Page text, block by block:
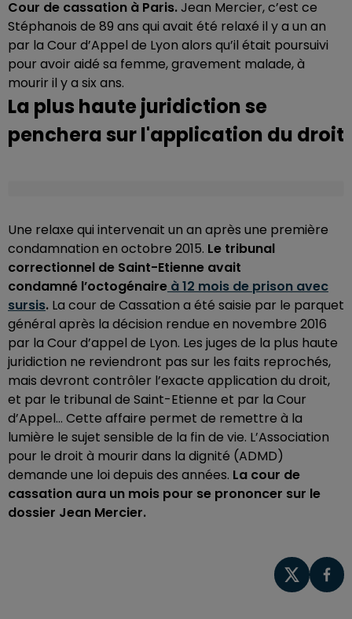
Cour de cassation à Paris.Jean Mercier, c’est ce
Stéphanois de 89 ans qui avait été relaxé il y a un an
par la Cour d’Appel de Lyon alors qu’il était poursuivi
pour avoir aidé sa femme, gravement malade, à
mourir il y a six ans.
La plus haute juridiction se
penchera sur l'application du droit
Une relaxe qui intervenait un an après une première
condamnation en octobre 2015. Le tribunal
correctionnel de Saint-Etienne avait
condamné l’octogénaire à 12 mois de prison avec
sursis. La cour de Cassation a été saisie par le parquet
général après la décision rendue en novembre 2016
par la Cour d’appel de Lyon. Les juges de la plus haute
juridiction ne reviendront pas sur les faits reprochés,
mais devront contrôler l’exacte application du droit,
et par le tribunal de Saint-Etienne et par la Cour
d’Appel… Cette affaire permet de remettre à la
lumière le sujet sensible de la fin de vie. L’Association
pour le droit à mourir dans la dignité (ADMD)
demande une loi depuis des années. La cour de
cassation aura un mois pour se prononcer sur le
dossier Jean Mercier.